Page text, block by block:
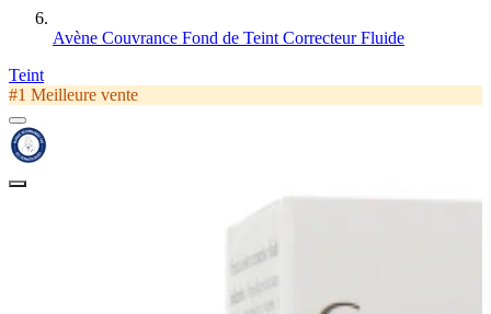
Avène Couvrance Fond de Teint Correcteur Fluide
Teint
#1 Meilleure vente